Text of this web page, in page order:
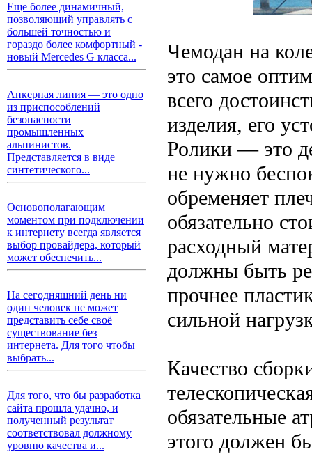
Еще более динамичный,
позволяющий управлять с
большей точностью и
гораздо более комфортный -
новый Mercedes G класса...
Анкерная линия — это одно
из приспособлений
безопасности
промышленных
альпинистов.
Представляется в виде
синтетического...
Основополагающим
моментом при подключении
к интернету всегда является
выбор провайдера, который
может обеспечить...
На сегодняшний день ни
один человек не может
представить себе своё
существование без
интернета. Для того чтобы
выбрать...
Для того, что бы разработка
сайта прошла удачно, и
полученный результат
соответствовал должному
уровню качества и...
Чемодан на
это самое
всего
изделия, его
Ролики — это
не нужно
обременяет
обязательно
расходный
должны быть
прочнее
сильной
Качество
обязательные
этого должен